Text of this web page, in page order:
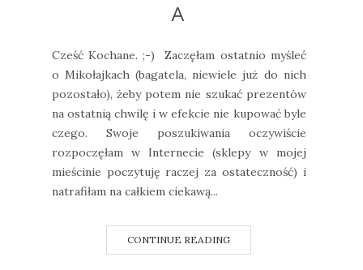
A
Cześć Kochane. ;-) Zaczęłam ostatnio myśleć
o Mikołajkach (bagatela, niewiele już do nich
pozostało), żeby potem nie szukać prezentów
na ostatnią chwilę i w efekcie nie kupować byle
czego. Swoje poszukiwania oczywiście
rozpoczęłam w Internecie (sklepy w mojej
mieścinie poczytuję raczej za ostateczność) i
natrafiłam na całkiem ciekawą...
CONTINUE READING